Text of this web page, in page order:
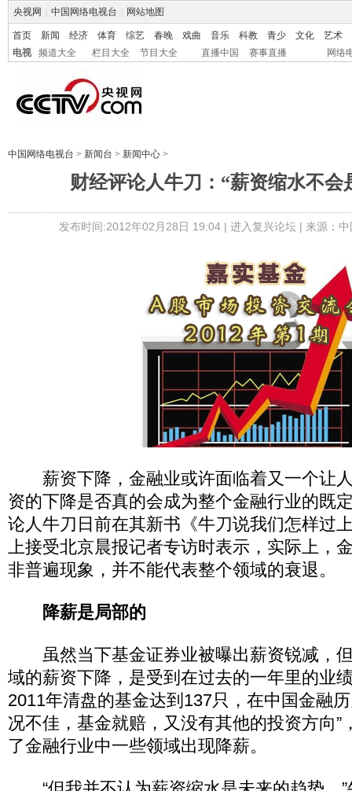
央视网 中国网络电视台 网站地图
首页 新闻 经济 体育 综艺 春晚 戏曲 音乐 科教 青少 文化
艺术
电视
频道大全 栏目大全 节目大全 直播中国 赛事直播 网络
中国网络电视台 > 新闻台 > 新闻中心 >
财经评论人牛刀：“薪资缩水不会
发布时间:2012年02月28日 19:04 | 进入复兴论坛| 来源：
薪资下降，金融业或许面临着又一个让
资的下降是否真的会成为整个金融行业的既
论人牛刀日前在其新书《牛刀说我们怎样过
上接受北京晨报记者专访时表示，实际上，
非普遍现象，并不能代表整个领域的衰退。
降薪是局部的
虽然当下基金证券业被曝出薪资锐减，
域的薪资下降，是受到在过去的一年里的业
2011年清盘的基金达到137只，在中国金融
况不佳，基金就赔，又没有其他的投资方向”
了金融行业中一些领域出现降薪。